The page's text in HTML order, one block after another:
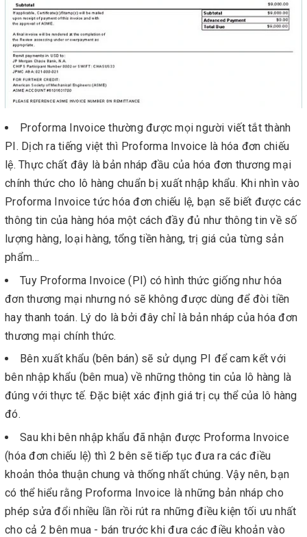
Proforma Invoice thường được mọi người viết tắt thành
PI. Dịch ra tiếng việt thì Proforma Invoice là hóa đơn chiếu
lệ. Thực chất đây là bản nháp đầu của hóa đơn thương mại
chính thức cho lô hàng chuẩn bị xuất nhập khẩu. Khi nhìn vào
Proforma Invoice tức hóa đơn chiếu lệ, bạn sẽ biết được các
thông tin của hàng hóa một cách đầy đủ như thông tin về số
lượng hàng, loại hàng, tổng tiền hàng, trị giá của từng sản
phẩm…
Tuy Proforma Invoice (PI) có hình thức giống như hóa
đơn thương mại nhưng nó sẽ không được dùng để đòi tiền
hay thanh toán. Lý do là bởi đây chỉ là bản nháp của hóa đơn
thương mại chính thức.
Bên xuất khẩu (bên bán) sẽ sử dụng PI để cam kết với
bên nhập khẩu (bên mua) về những thông tin của lô hàng là
đúng với thực tế. Đặc biệt xác định giá trị cụ thể của lô hàng
đó.
Sau khi bên nhập khẩu đã nhận được Proforma Invoice
(hóa đơn chiếu lệ) thì 2 bên sẽ tiếp tục đưa ra các điều
khoản thỏa thuận chung và thống nhất chúng. Vậy nên, bạn
có thể hiểu rằng Proforma Invoice là những bản nháp cho
phép sửa đổi nhiều lần rồi rút ra những điều kiện tối ưu nhất
cho cả 2 bên mua - bán trước khi đưa các điều khoản vào